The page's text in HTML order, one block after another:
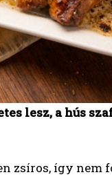
lesz, a hús
zsíros, így nem